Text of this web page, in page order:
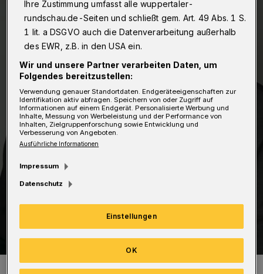
Ihre Zustimmung umfasst alle wuppertaler-
rundschau.de-Seiten und schließt gem. Art. 49 Abs. 1 S.
1 lit. a DSGVO auch die Datenverarbeitung außerhalb
des EWR, z.B. in den USA ein.
Wir und unsere Partner verarbeiten Daten, um
Folgendes bereitzustellen:
Verwendung genauer Standortdaten. Endgeräteeigenschaften zur
Identifikation aktiv abfragen. Speichern von oder Zugriff auf
Informationen auf einem Endgerät. Personalisierte Werbung und
Inhalte, Messung von Werbeleistung und der Performance von
Inhalten, Zielgruppenforschung sowie Entwicklung und
Verbesserung von Angeboten.
Ausführliche Informationen
Impressum
Datenschutz
Einstellungen
OK